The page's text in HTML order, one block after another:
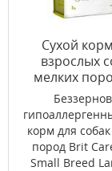
Сухой
взрослых
мелких
Care Adult
Lamb &
корм для
пород Brit
Small Breed